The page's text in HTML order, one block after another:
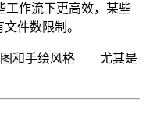
作流下更高效，某些
件数限制。
和手绘风格——尤其是